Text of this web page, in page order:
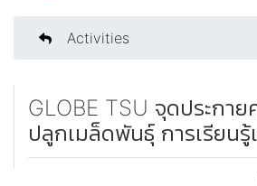
Activities
GLOBE TSU จุดประกาย
ปลูกเมล็ดพันธุ์ การเรียนรู้